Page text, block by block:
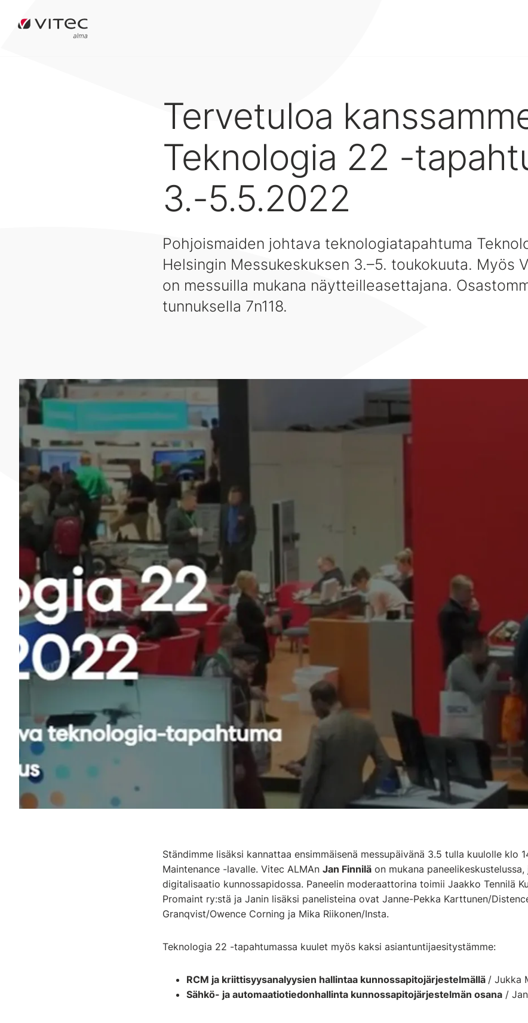
Tervetuloa
Teknologia 22 -
3.-5.5.2022
Pohjoismaiden johtava teknologiatapahtuma
Helsingin Messukeskuksen 3.–5. toukokuuta. Myös
on messuilla mukana näytteilleasettajana.
tunnuksella 7n118.
Ständimme lisäksi kannattaa ensimmäisenä messupäivänä 3.5 tulla kuulolle klo
Maintenance -lavalle. Vitec ALMAn Jan Finnilä on mukana
digitalisaatio kunnossapidossa. Paneelin moderaattorina toimii Jaakko Tennilä
Promaint ry:stä ja Janin lisäksi panelisteina ovat Janne-Pekka Karttunen/
Granqvist/Owence Corning ja Mika Riikonen/Insta.
Teknologia 22 -tapahtumassa kuulet myös kaksi asiantuntijaesitystämme:
RCM ja kriittisyysanalyysien hallintaa kunnossapitojärjestelmällä / Jukka
Sähkö- ja automaatiotiedonhallinta kunnossapitojärjestelmän osana /